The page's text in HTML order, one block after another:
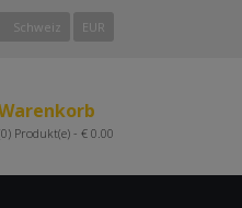
Schweiz EUR
Produkt(e) - € 0.00